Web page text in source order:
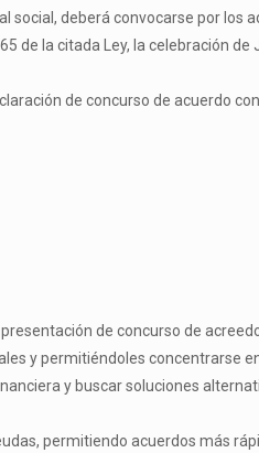
deberá convocarse por los
la citada Ley, la celebración
de concurso de acuerdo
de concurso de
y permitiéndoles concentrarse
y buscar soluciones
permitiendo acuerdos más